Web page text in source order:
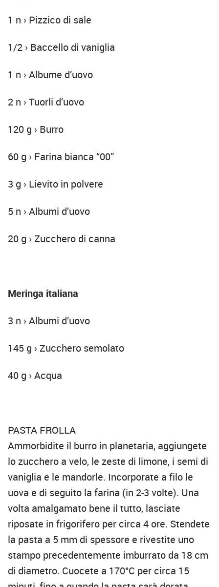
1 n › Pizzico di sale
1/2 › Baccello di vaniglia
1 n › Albume d’uovo
2 n › Tuorli d’uovo
120 g › Burro
60 g › Farina bianca “00”
3 g › Lievito in polvere
5 n › Albumi d’uovo
20 g › Zucchero di canna
Meringa italiana
3 n › Albumi d’uovo
145 g › Zucchero semolato
40 g › Acqua
PASTA FROLLA
Ammorbidite il burro in planetaria, aggiungete
lo zucchero a velo, le zeste di limone, i semi di
vaniglia e le mandorle. Incorporate a filo le
uova e di seguito la farina (in 2-3 volte). Una
volta amalgamato bene il tutto, lasciate
riposate in frigorifero per circa 4 ore. Stendete
la pasta a 5 mm di spessore e rivestite uno
stampo precedentemente imburrato da 18 cm
di diametro. Cuocete a 170°C per circa 15